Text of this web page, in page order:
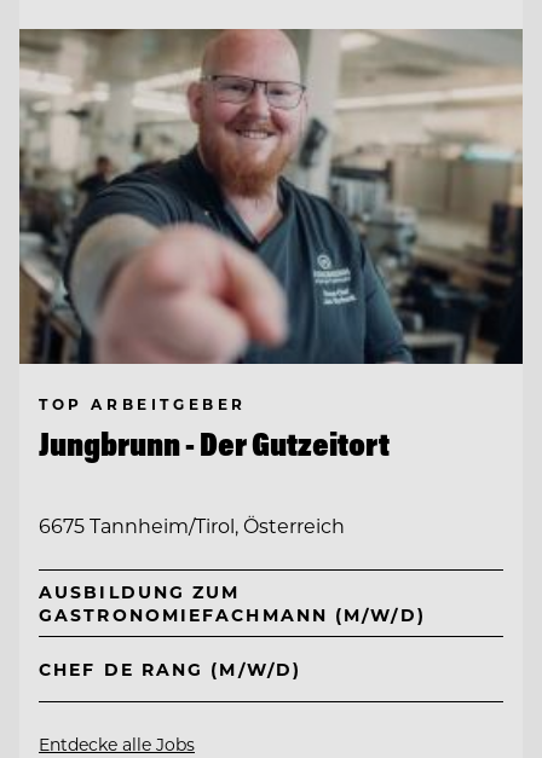
TOP ARBEITGEBER
Jungbrunn - Der Gutzeitort
6675 Tannheim/Tirol, Österreich
AUSBILDUNG ZUM
GASTRONOMIEFACHMANN (M/W/D)
CHEF DE RANG (M/W/D)
Entdecke alle Jobs